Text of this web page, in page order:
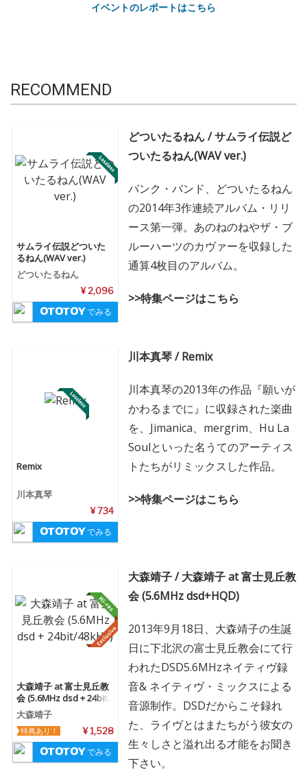
イベントのレポートはこちら
RECOMMEND
サムライ伝説どついた
るねん(WAV ver.)
どついたるねん
¥ 2,096
でみる
どついたるねん / サムライ伝説ど
ついたるねん(WAV ver.)
パンク・バンド、どついたるねん
の2014年3作連続アルバム・リリ
ース第一弾。あのねのねやザ・ブ
ルーハーツのカヴァーを収録した
通算4枚目のアルバム。
>>特集ページはこちら
Remix
川本真琴
¥ 734
でみる
川本真琴 / Remix
川本真琴の2013年の作品『願いが
かわるまでに』に収録された楽曲
を、Jimanica、mergrim、Hu La
Soulといった名うてのアーティス
トたちがリミックスした作品。
>>特集ページはこちら
大森靖子 at 富士見丘教
会 (5.6MHz dsd + 24bit/
48kHz)
大森靖子
¥ 1,528
特典あり！
でみる
大森靖子 / 大森靖子 at 富士見丘教
会 (5.6MHz dsd+HQD)
2013年9月18日、大森靖子の生誕
日に下北沢の富士見丘教会にて行
われたDSD5.6MHzネイティヴ録
音& ネイティヴ・ミックスによる
音源制作。DSDだからこそ録れ
た、ライヴとはまたちがう彼女の
生々しさと溢れ出る才能をお聞き
下さい。